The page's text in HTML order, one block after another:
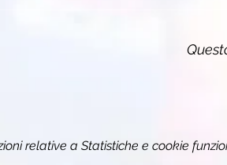
relative a Statistiche e cookie